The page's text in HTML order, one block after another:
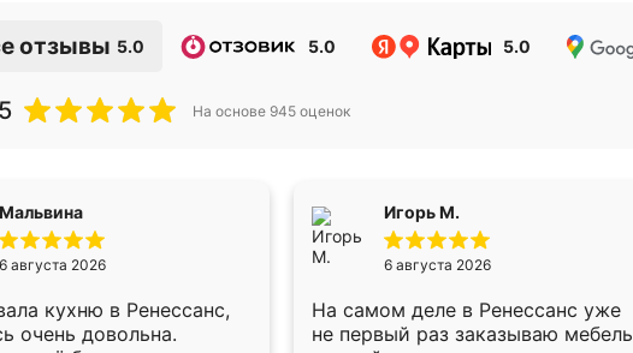
отзывы 5.0 5.0 5.0
На основе 945 оценок
Мальвина
6 августа 2026
кухню в Ренессанс,
очень довольна.
Игорь М.
6 августа 2026
На самом деле в Ренессанс уже
не первый раз заказываю мебель